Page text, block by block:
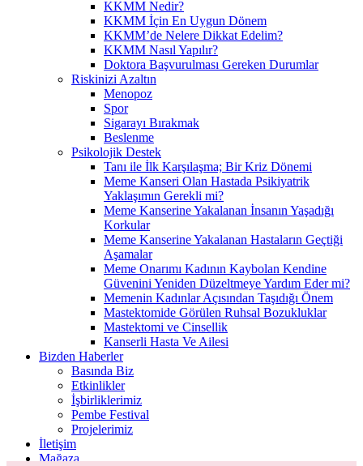
KKMM Nedir?
KKMM İçin En Uygun Dönem
KKMM’de Nelere Dikkat Edelim?
KKMM Nasıl Yapılır?
Doktora Başvurulması Gereken Durumlar
Riskinizi Azaltın
Menopoz
Spor
Sigarayı Bırakmak
Beslenme
Psikolojik Destek
Tanı ile İlk Karşılaşma; Bir Kriz Dönemi
Meme Kanseri Olan Hastada Psikiyatrik
Yaklaşımın Gerekli mi?
Meme Kanserine Yakalanan İnsanın Yaşadığı
Korkular
Meme Kanserine Yakalanan Hastaların Geçtiği
Aşamalar
Meme Onarımı Kadının Kaybolan Kendine
Güvenini Yeniden Düzeltmeye Yardım Eder mi?
Memenin Kadınlar Açısından Taşıdığı Önem
Mastektomide Görülen Ruhsal Bozukluklar
Mastektomi ve Cinsellik
Kanserli Hasta Ve Ailesi
Bizden Haberler
Basında Biz
Etkinlikler
İşbirliklerimiz
Pembe Festival
Projelerimiz
İletişim
Mağaza